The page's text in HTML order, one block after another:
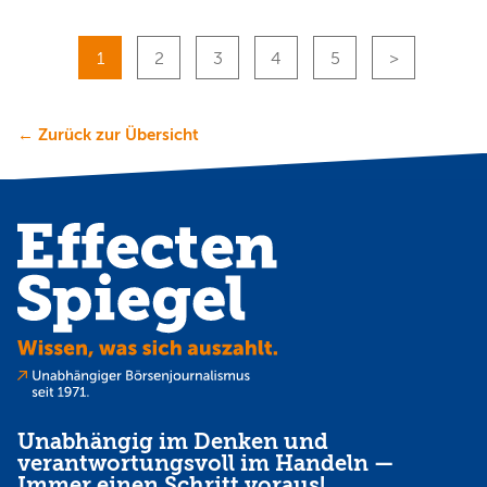
1 2 3 4 5
← Zurück zur Übersicht
Unabhängig im Denken und
verantwortungsvoll im Handeln —